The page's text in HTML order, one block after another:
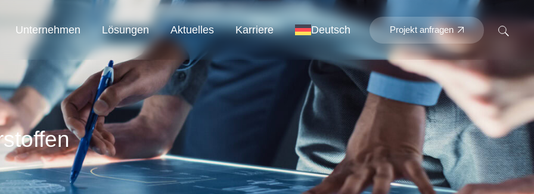
Unternehmen
SAB Austria
SAB Automation
SAB Smart Solution
Lösungen Aktuelles Karriere Deutsch Projekt anfragen